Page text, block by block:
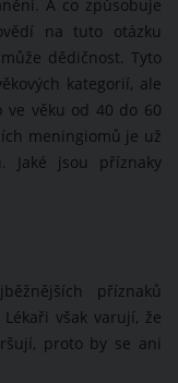
A co způsobuje
na tuto otázku
dědičnost. Tyto
kategorií, ale
ve věku od 40 do 60
meningiomů je už
Jaké jsou příznaky
příznaků
však varují, že
proto by se ani